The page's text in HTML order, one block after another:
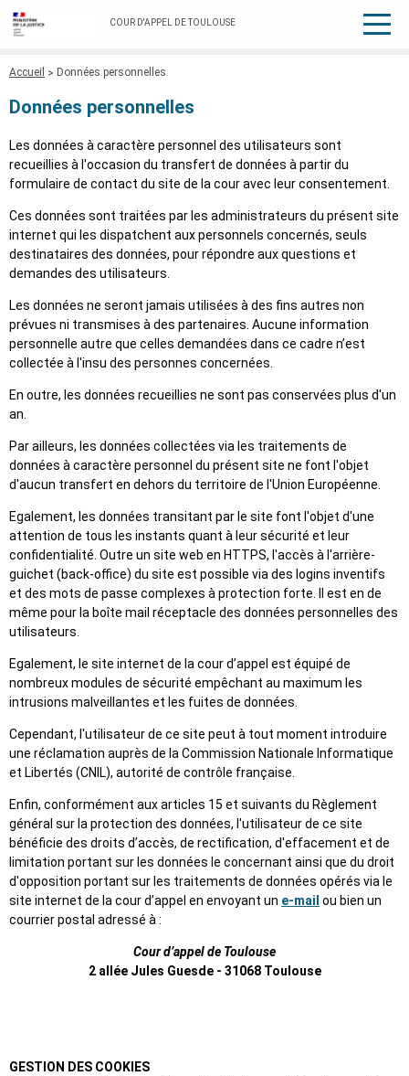
COUR D'APPEL DE TOULOUSE
Fil
Accueil Données personnelles
Données personnelles
Les données à caractère personnel des utilisateurs sont
recueillies à l'occasion du transfert de données à partir du
formulaire de contact du site de la cour avec leur consentement.
Ces données sont traitées par les administrateurs du présent site
internet qui les dispatchent aux personnels concernés, seuls
destinataires des données, pour répondre aux questions et
demandes des utilisateurs.
Les données ne seront jamais utilisées à des fins autres non
prévues ni transmises à des partenaires. Aucune information
personnelle autre que celles demandées dans ce cadre n’est
collectée à l'insu des personnes concernées.
En outre, les données recueillies ne sont pas conservées plus d'un
an.
Par ailleurs, les données collectées via les traitements de
données à caractère personnel du présent site ne font l'objet
d'aucun transfert en dehors du territoire de l'Union Européenne.
Egalement, les données transitant par le site font l'objet d'une
attention de tous les instants quant à leur sécurité et leur
confidentialité. Outre un site web en HTTPS, l'accès à l'arrière-
guichet (back-office) du site est possible via des logins inventifs
et des mots de passe complexes à protection forte. Il est en de
même pour la boîte mail réceptacle des données personnelles des
utilisateurs.
Egalement, le site internet de la cour d’appel est équipé de
nombreux modules de sécurité empêchant au maximum les
intrusions malveillantes et les fuites de données.
Cependant, l'utilisateur de ce site peut à tout moment introduire
une réclamation auprès de la Commission Nationale Informatique
et Libertés (CNIL), autorité de contrôle française.
Enfin, conformément aux articles 15 et suivants du Règlement
général sur la protection des données, l'utilisateur de ce site
bénéficie des droits d’accès, de rectification, d'effacement et de
limitation portant sur les données le concernant ainsi que du droit
d'opposition portant sur les traitements de données opérés via le
site internet de la cour d’appel en envoyant un e-mail ou bien un
courrier postal adressé à :
Cour d’appel de Toulouse
2 allée Jules Guesde - 31068 Toulouse
GESTION DES COOKIES